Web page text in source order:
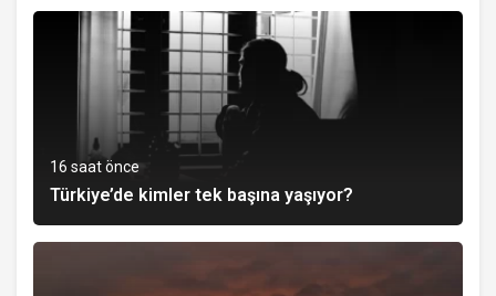
16 saat önce
Türkiye’de kimler tek başına yaşıyor?